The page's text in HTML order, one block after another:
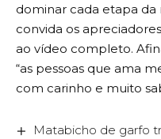
dominar cada etapa da
convida os
ao vídeo completo.
“as pessoas que ama
com carinho e muito
Matabicho de garfo